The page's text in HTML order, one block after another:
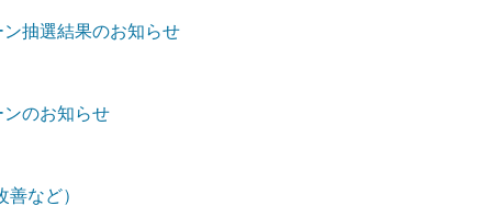
抽選結果のお知らせ
のお知らせ
など）